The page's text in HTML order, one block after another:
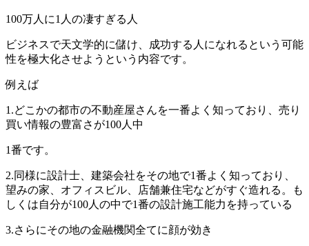
100万人に1人の凄すぎる人
ビジネスで天文学的に儲け、成功する人になれるという可能
性を極大化させようという内容です。
例えば
1.どこかの都市の不動産屋さんを一番よく知っており、売り
買い情報の豊富さが100人中
1番です。
2.同様に設計士、建築会社をその地で1番よく知っており、
望みの家、オフィスビル、店舗兼住宅などがすぐ造れる。も
しくは自分が100人の中で1番の設計施工能力を持っている
3.さらにその地の金融機関全てに顔が効き